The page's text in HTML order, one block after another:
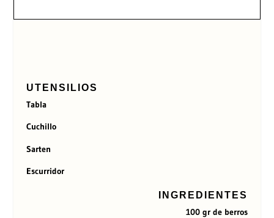
UTENSILIOS
Tabla
Cuchillo
Sarten
Escurridor
INGREDIENTES
100 gr de berros